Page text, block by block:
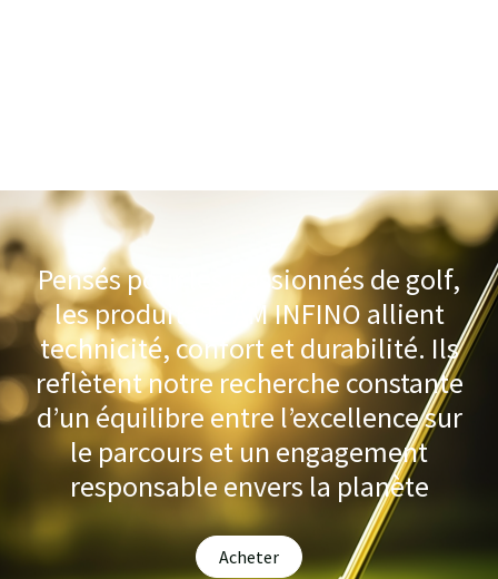
Pensés pour les passionnés de golf,
les produits TEAM INFINO allient
technicité, confort et durabilité. Ils
reflètent notre recherche constante
d’un équilibre entre l’excellence sur
le parcours et un engagement
responsable envers la planète
Acheter